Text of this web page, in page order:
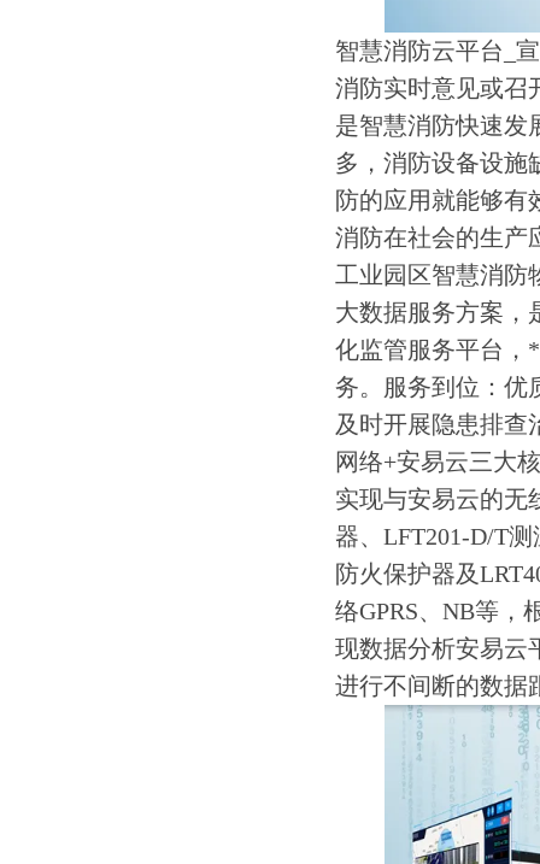
智慧消防云平台_
消防实时意见或召
是智慧消防快速发
多，消防设备设施
防的应用就能够有
消防在社会的生产
工业园区智慧消
大数据服务方案，
化监管服务平台，
务。服务到位：优
及时开展隐患排查
网络+安易云三大
实现与安易云的无
器、LFT201-D/T
防火保护器及
络GPRS、NB等，
现数据分析安易云
进行不间断的数据